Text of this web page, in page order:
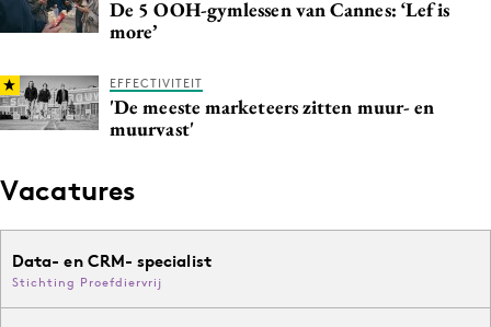
De 5 OOH-gymlessen van Cannes: ‘Lef is
more’
EFFECTIVITEIT
'De meeste marketeers zitten muur- en
muurvast'
Vacatures
Data- en CRM- specialist
Stichting Proefdiervrij